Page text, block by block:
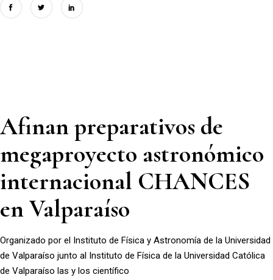
Afinan preparativos de
megaproyecto astronómico
internacional CHANCES
en Valparaíso
Organizado por el Instituto de Física y Astronomía de la Universidad
de Valparaíso junto al Instituto de Física de la Universidad Católica
de Valparaíso las y los científico